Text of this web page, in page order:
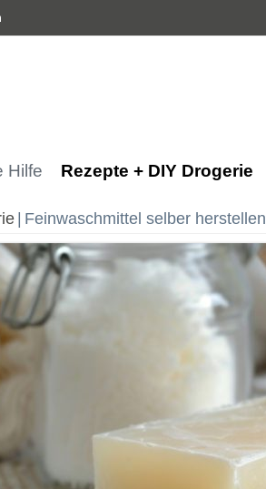
Hilfe Rezepte + DIY Drogerie
Feinwaschmittel selber herstellen